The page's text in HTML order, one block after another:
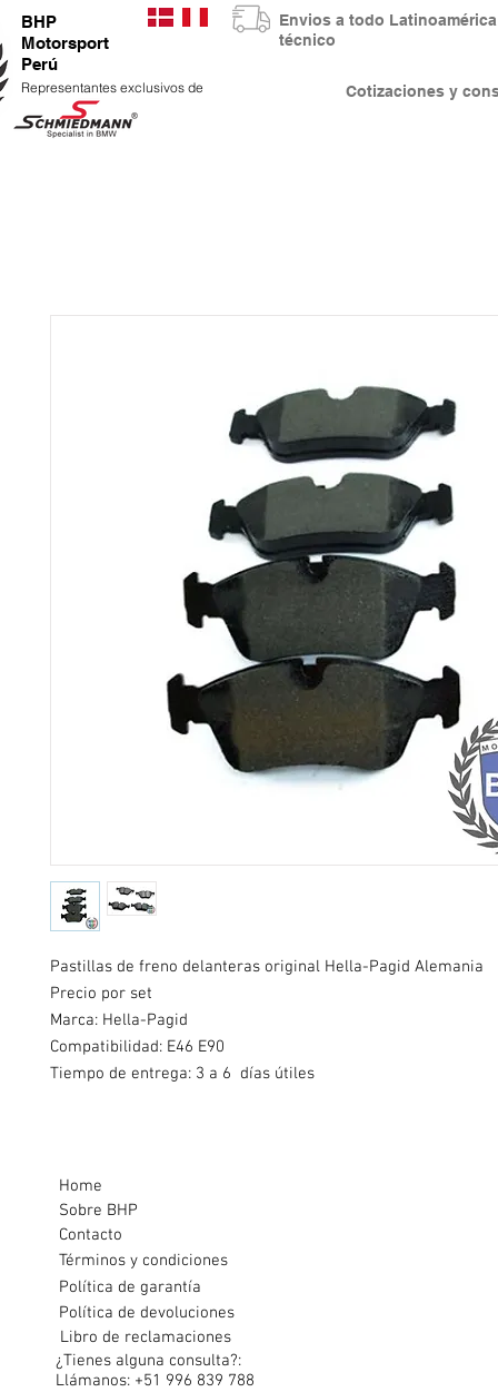
BHP
Motorsport
Perú
Representantes exclusivos de Cotizaciones y
Envios a todo
técnico
Pastillas de freno delanteras original Hella-Pagid Alemania
Precio por set
Marca: Hella-Pagid
Compatibilidad: E46 E90
Tiempo de entrega: 3 a 6 días útiles
Home
Sobre BHP
Contacto
Términos y condiciones
Política de garantía
Política de devoluciones
Libro de reclamaciones
¿Tienes alguna consulta?:
Llámanos: +51 996 839 788